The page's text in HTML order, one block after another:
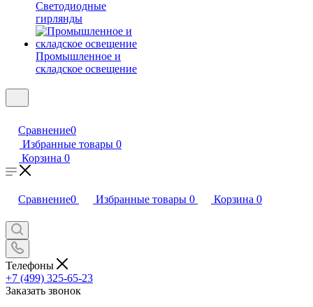
Светодиодные
гирлянды
Промышленное и
складское освещение
Сравнение0
Избранные товары 0
Корзина 0
Сравнение0 Избранные товары 0 Корзина 0
Телефоны
+7 (499) 325-65-23
Заказать звонок